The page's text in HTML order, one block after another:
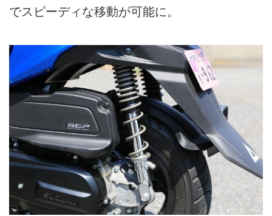
でスピーディな移動が可能に。